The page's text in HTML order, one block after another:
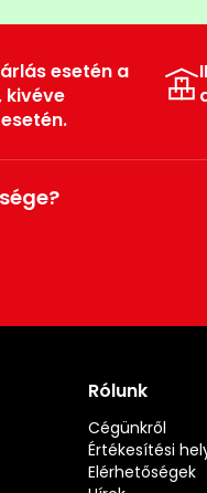
esetén a
kivéve
Rólunk
Cégünkről
Értékesítési
Elérhetőségek